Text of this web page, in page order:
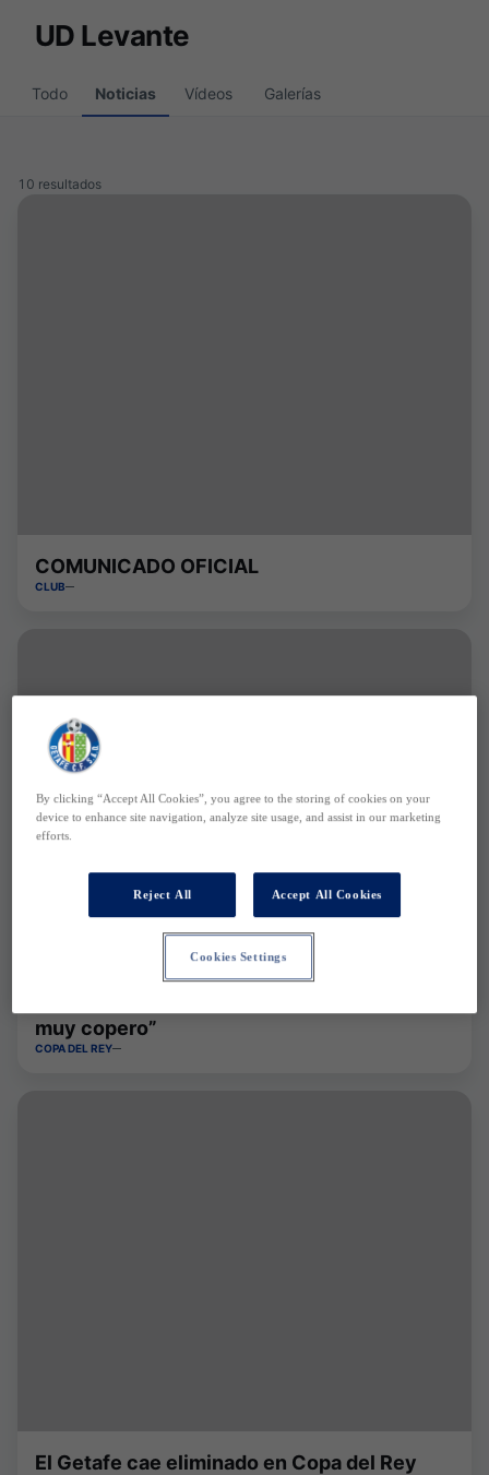
UD Levante
Todo Noticias Vídeos Galerías
10 resultados
COMUNICADO OFICIAL
CLUB
muy copero”
COPA DEL REY
El Getafe cae eliminado en Copa del Rey
By clicking “Accept All Cookies”, you agree to the storing of cookies on your
device to enhance site navigation, analyze site usage, and assist in our marketing
efforts.
Reject All Accept All Cookies
Cookies Settings